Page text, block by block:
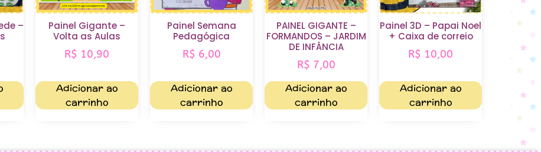
–
Painel Gigante –
Volta as Aulas
R$ 10,90
Adicionar ao
carrinho
Painel Semana
Pedagógica
R$ 6,00
Adicionar ao
carrinho
PAINEL GIGANTE –
FORMANDOS – JARDIM
DE INFÂNCIA
R$ 7,00
Adicionar ao
carrinho
Painel 3D – Papai Noel
+ Caixa de correio
R$ 10,00
Adicionar ao
carrinho